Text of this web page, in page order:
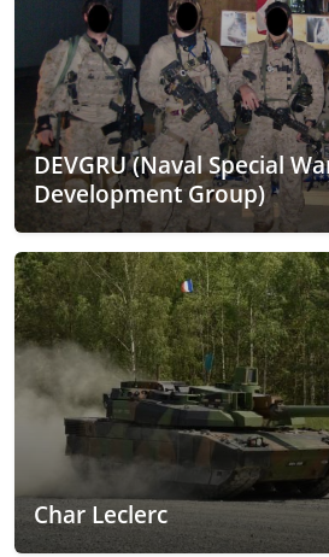
DEVGRU (Naval Special
Development Group)
Char Leclerc